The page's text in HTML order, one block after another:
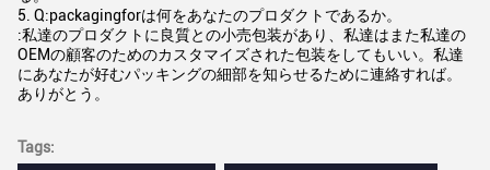
5. Q:packagingforは何をあなたのプロダクトであるか。
:私達のプロダクトに良質との小売包装があり、私達はまた私達の
OEMの顧客のためのカスタマイズされた包装をしてもいい。私達
にあなたが好むパッキングの細部を知らせるために連絡すれば。
ありがとう。
Tags: